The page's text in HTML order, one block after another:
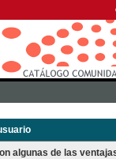
algunas de las